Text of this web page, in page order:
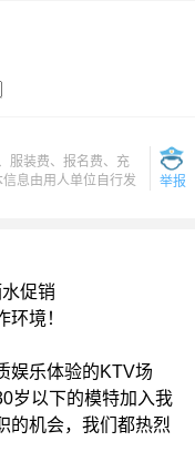
服装费、报名费、充
息由用人单位自行发
举报
促销
境！
娱乐体验的KTV场
岁以下的模特加入我
的机会，我们都热烈